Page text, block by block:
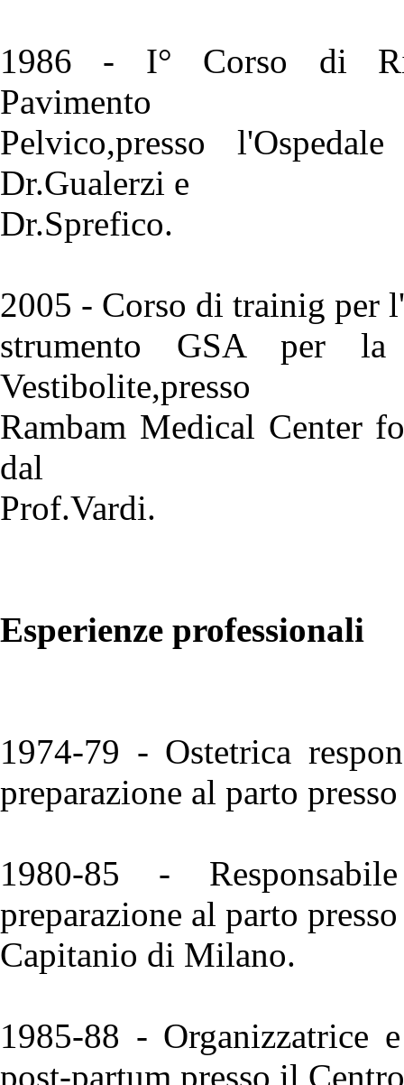
1986 - I° Corso di
Pavimento
Pelvico,presso
Dr.Gualerzi e
Dr.Sprefico.
2005 - Corso di trainig
strumento GSA per la
Vestibolite,presso
Rambam Medical Center
dal
Prof.Vardi.
Esperienze professionali
1974-79 - Ostetrica
preparazione al parto
1980-85 -
preparazione al parto
Capitanio di Milano.
1985-88 - Organizzatrice
post-partum presso il Centro